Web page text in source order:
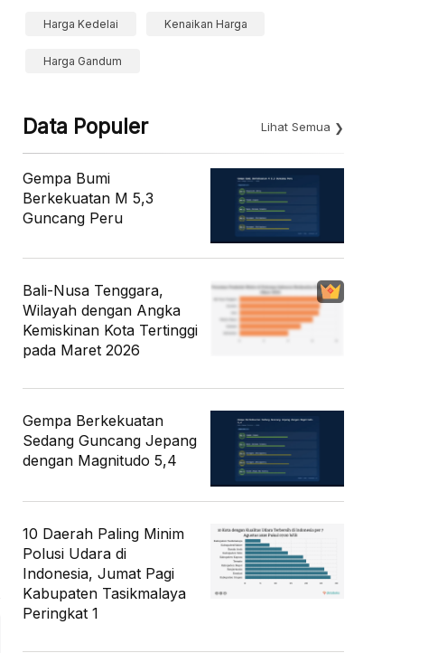
Harga Kedelai Kenaikan Harga
Harga Gandum
Data Populer Lihat Semua
Gempa Bumi
Berkekuatan M 5,3
Guncang Peru
Bali-Nusa Tenggara,
Wilayah dengan Angka
Kemiskinan Kota Tertinggi
pada Maret 2026
Gempa Berkekuatan
Sedang Guncang Jepang
dengan Magnitudo 5,4
10 Daerah Paling Minim
Polusi Udara di
Indonesia, Jumat Pagi
Kabupaten Tasikmalaya
Peringkat 1